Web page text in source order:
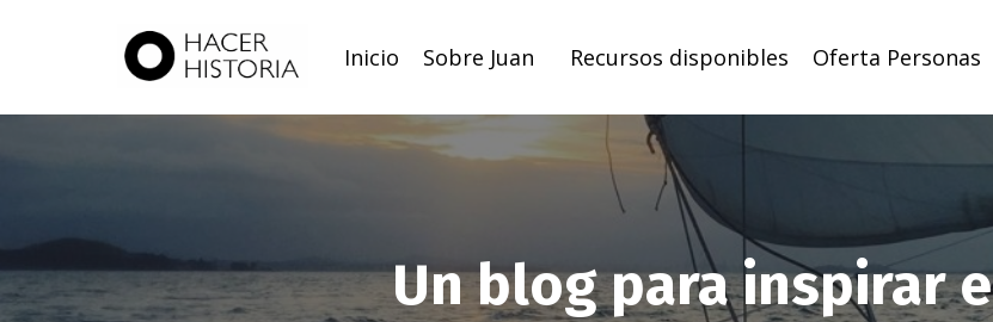
Inicio Sobre Juan Recursos disponibles Oferta Personas
Un blog para inspirar